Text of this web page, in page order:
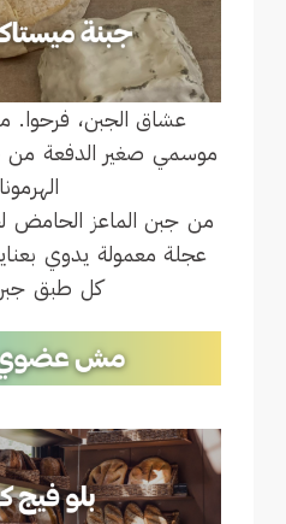
عشاق الجبن، فرحوا.
موسمي صغير الدفعة
من جبن الماعز الحامض
عجلة معمولة يدوي
كل طبق